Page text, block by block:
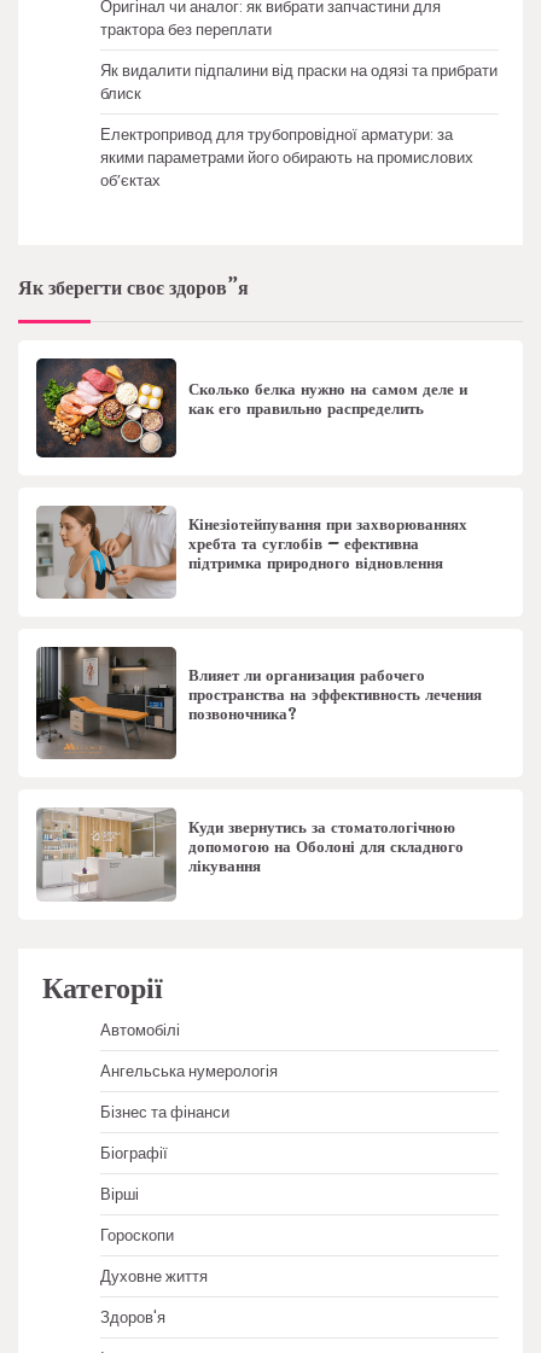
Оригінал чи аналог: як вибрати запчастини для
трактора без переплати
Як видалити підпалини від праски на одязі та прибрати
блиск
Електропривод для трубопровідної арматури: за
якими параметрами його обирають на промислових
об’єктах
Як зберегти своє здоров”я
Сколько белка нужно на самом деле и
как его правильно распределить
Кінезіотейпування при захворюваннях
хребта та суглобів – ефективна
підтримка природного відновлення
Влияет ли организация рабочего
пространства на эффективность лечения
позвоночника?
Куди звернутись за стоматологічною
допомогою на Оболоні для складного
лікування
Категорії
Автомобілі
Ангельська нумерологія
Бізнес та фінанси
Біографії
Вірші
Гороскопи
Духовне життя
Здоров'я